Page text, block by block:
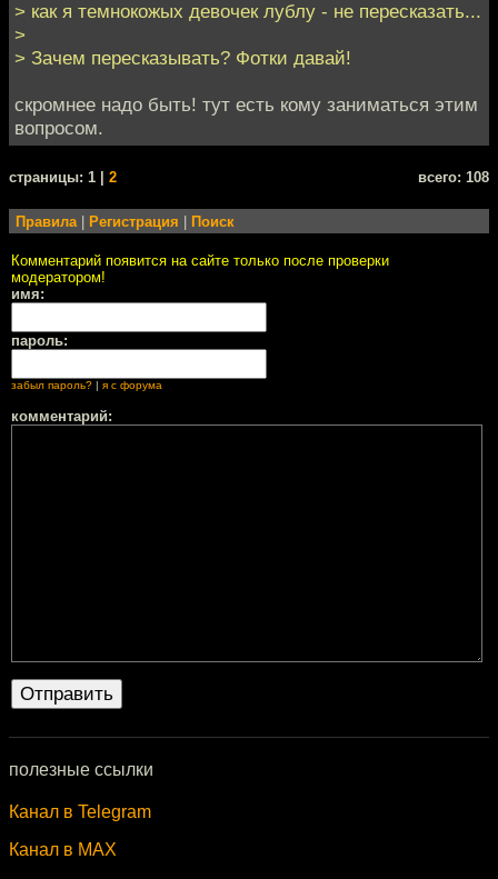
> как я темнокожых девочек лублу - не пересказать...
>
> Зачем пересказывать? Фотки давай!
скромнее надо быть! тут есть кому заниматься этим
вопросом.
cтраницы: 1 | 2 всего: 108
Правила| Регистрация Поиск
Комментарий появится на сайте только после проверки
модератором!
имя:
пароль:
забыл пароль? | я с форума
комментарий:
полезные ссылки
Канал в Telegram
Канал в MAX